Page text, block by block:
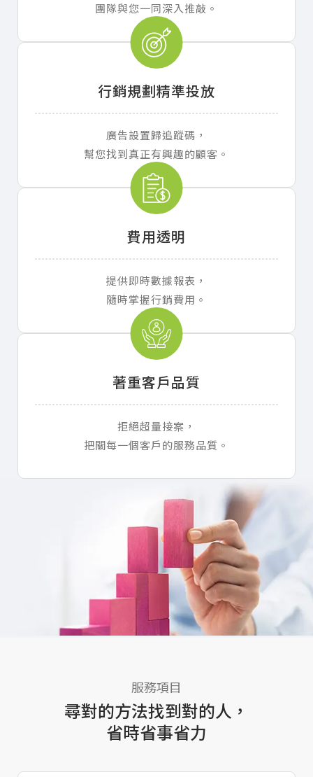
團隊與您一同深入推敲。
行銷規劃精準投放
廣告設置歸追蹤碼，
幫您找到真正有興趣的顧客。
費用透明
提供即時數據報表，
隨時掌握行銷費用。
著重客戶品質
拒絕超量接案，
把關每一個客戶的服務品質。
服務項目
尋對的方法找到對的人 ，
省時省事省力